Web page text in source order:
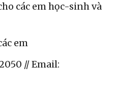
các em học-sinh và
em